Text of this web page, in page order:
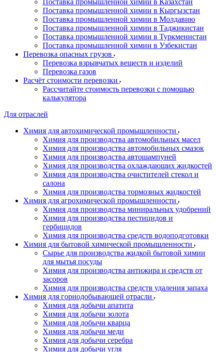
Поставка промышленной химии в Казахстан
Поставка промышленной химии в Кыргызстан
Поставка промышленной химии в Молдавию
Поставка промышленной химии в Таджикистан
Поставка промышленной химии в Туркменистан
Поставка промышленной химии в Узбекистан
Перевозка опасных грузов
Перевозка взрывчатых веществ и изделий
Перевозка газов
Расчёт стоимости перевозки
Рассчитайте стоимость перевозки с помощью
калькулятора
Для отраслей
Химия для автохимической промышленности
Химия для производства автомобильных масел
Химия для производства автомобильных смазок
Химия для производства автошампуней
Химия для производства охлаждающих жидкостей
Химия для производства очистителей стекол и
салона
Химия для производства тормозных жидкостей
Химия для агрохимической промышленности
Химия для производства миниральных удобрений
Химия для производства пестицидов и
гербицидов
Химия для производства средств водоподготовки
Химия для бытовой химической промышленности
Сырье для производства жидкой бытовой химии
для мытья посуды
Химия для производства антижира и средств от
засоров
Химия для производства средств удаления запаха
Химия для горнодобывающей отрасли
Химия для добычи апатита
Химия для добычи золота
Химия для добычи кварца
Химия для добычи меди
Химия для добычи серебра
Химия для добычи угля